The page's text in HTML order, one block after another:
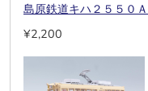
島原鉄道キハ２５５０
¥2,200